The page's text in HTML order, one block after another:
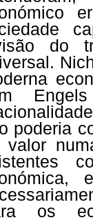
do
poderia
valor
os